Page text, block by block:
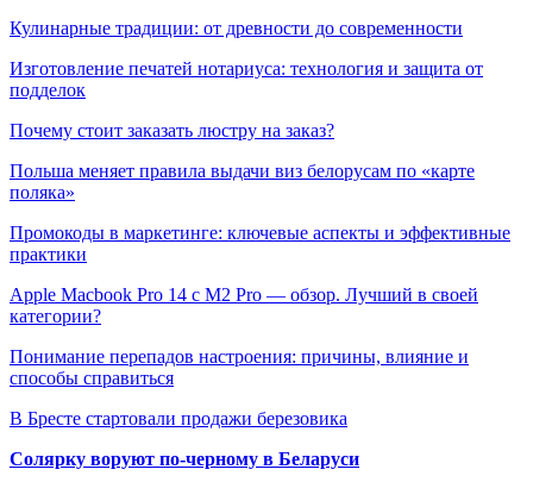
Кулинарные традиции: от древности до современности
Изготовление печатей нотариуса: технология и защита от
подделок
Почему стоит заказать люстру на заказ?
Польша меняет правила выдачи виз белорусам по «карте
поляка»
Промокоды в маркетинге: ключевые аспекты и эффективные
практики
Apple Macbook Pro 14 с M2 Pro — обзор. Лучший в своей
категории?
Понимание перепадов настроения: причины, влияние и
способы справиться
В Бресте стартовали продажи березовика
Солярку воруют по-черному в Беларуси